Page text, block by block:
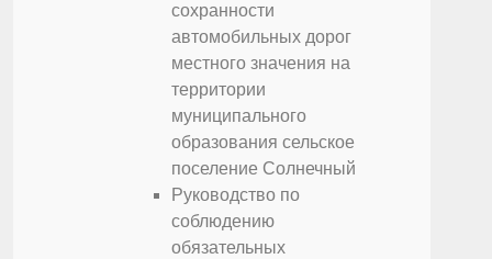
сохранности
автомобильных дорог
местного значения на
территории
муниципального
образования сельское
поселение Солнечный
Руководство по
соблюдению
обязательных